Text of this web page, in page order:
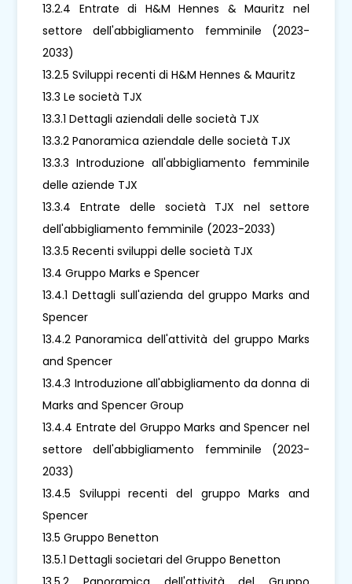
13.2.4 Entrate di H&M Hennes & Mauritz nel
settore dell'abbigliamento femminile (2023-
2033)
13.2.5 Sviluppi recenti di H&M Hennes & Mauritz
13.3 Le società TJX
13.3.1 Dettagli aziendali delle società TJX
13.3.2 Panoramica aziendale delle società TJX
13.3.3 Introduzione all'abbigliamento femminile
delle aziende TJX
13.3.4 Entrate delle società TJX nel settore
dell'abbigliamento femminile (2023-2033)
13.3.5 Recenti sviluppi delle società TJX
13.4 Gruppo Marks e Spencer
13.4.1 Dettagli sull'azienda del gruppo Marks and
Spencer
13.4.2 Panoramica dell'attività del gruppo Marks
and Spencer
13.4.3 Introduzione all'abbigliamento da donna di
Marks and Spencer Group
13.4.4 Entrate del Gruppo Marks and Spencer nel
settore dell'abbigliamento femminile (2023-
2033)
13.4.5 Sviluppi recenti del gruppo Marks and
Spencer
13.5 Gruppo Benetton
13.5.1 Dettagli societari del Gruppo Benetton